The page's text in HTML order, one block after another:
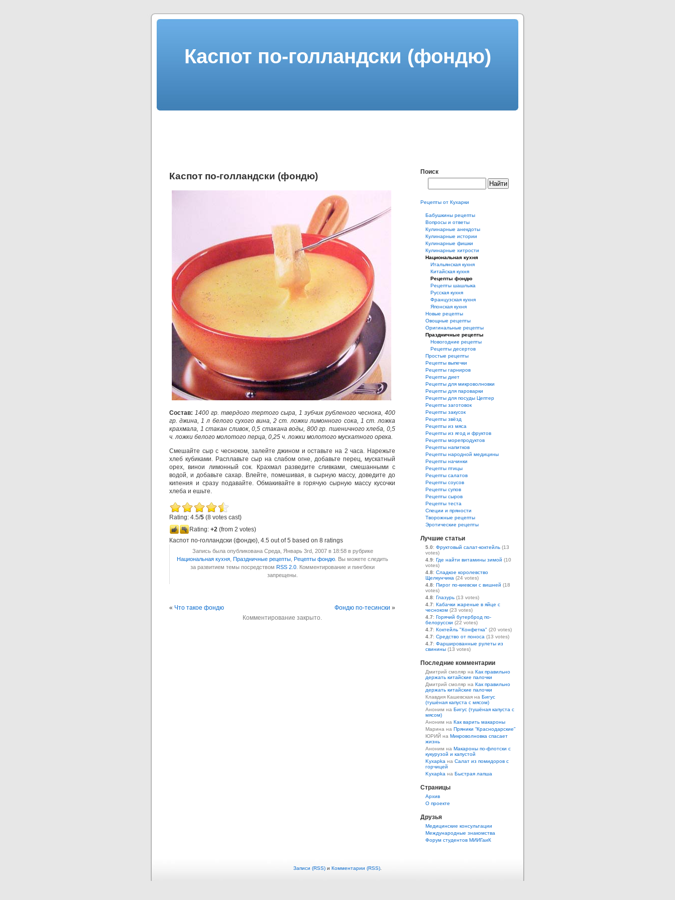
Каспот по-голландски (фондю)
Каспот по-голландски (фондю)
Состав: 1400 гр. твердого тертого сыра, 1 зубчик рубленого чеснока, 400
гр. джина, 1 л белого сухого вина, 2 ст. ложки лимонного сока, 1 ст. ложка
крахмала, 1 стакан сливок, 0,5 стакана воды, 800 гр. пшеничного хлеба, 0,5
ч. ложки белого молотого перца, 0,25 ч. ложки молотого мускатного ореха.
Смешайте сыр с чесноком, залейте джином и оставьте на 2 часа. Нарежьте
хлеб кубиками. Расплавьте сыр на слабом огне, добавьте перец, мускатный
орех, винои лимонный сок. Крахмал разведите сливками, смешанными с
водой, и добавьте сахар. Влейте, помешивая, в сырную массу, доведите до
кипения и сразу подавайте. Обмакивайте в горячую сырную массу кусочки
хлеба и ешьте.
Rating: 4.5/5 (8 votes cast)
Rating: +2 (from 2 votes)
Каспот по-голландски (фондю), 4.5 out of5 based on 8 ratings
Запись была опубликована Среда, Январь 3rd, 2007 в 18:58 в рубрике
Национальная кухня Праздничные рецепты Рецепты фондю . Вы можете следить
за развитием темы посредством RSS 2.0 . Комментирование и пингбеки
запрещены.
« Что такое фондю Фондю по-тесински »
Комментирование закрыто.
Поиск
Рецепты от Кухарки
Бабушкины рецепты
Вопросы и ответы
Кулинарные анекдоты
Кулинарные истории
Кулинарные фишки
Кулинарные хитрости
Национальная кухня
Итальянская кухня
Китайская кухня
Рецепты фондю
Рецепты шашлыка
Русская кухня
Французская кухня
Японская кухня
Новые рецепты
Овощные рецепты
Оригинальные рецепты
Праздничные рецепты
Новогодние рецепты
Рецепты десертов
Простые рецепты
Рецепты выпечки
Рецепты гарниров
Рецепты диет
Рецепты для микроволновки
Рецепты для пароварки
Рецепты для посуды Цептер
Рецепты заготовок
Рецепты закусок
Рецепты звёзд
Рецепты из мяса
Рецепты из ягод и фруктов
Рецепты морепродуктов
Рецепты напитков
Рецепты народной медицины
Рецепты начинки
Рецепты птицы
Рецепты салатов
Рецепты соусов
Рецепты супов
Рецепты сыров
Рецепты теста
Специи и пряности
Творожные рецепты
Эротические рецепты
Лучшие статьи
5.0: Фруктовый салат-коктейль (13
votes)
4.9: Где найти витамины зимой (10
votes)
4.8: Сладкое королевство
Щелкунчика (24 votes)
4.8: Пирог по-киевски с вишней (18
votes)
4.8: Глазурь (13 votes)
4.7: Кабачки жареные в яйце с
чесноком (23 votes)
4.7: Горячий бутерброд по-
белорусски (22 votes)
4.7: Коктейль "Конфетка" (20 votes)
4.7: Средство от поноса (13 votes)
4.7: Фаршированные рулеты из
свинины (13 votes)
Последние комментарии
Дмитрий смоляр на Как правильно
держать китайские палочки
Дмитрий смоляр на Как правильно
держать китайские палочки
Клавдия Кашевская на Бигус
(тушёная капуста с мясом)
Аноним на Бигус (тушёная капуста с
мясом)
Аноним на Как варить макароны
Марина на Пряники “Краснодарские”
ЮРИЙ на Микроволновка спасает
жизнь
Аноним на Макароны по-флотски с
кукурузой и капустой
Kyxapka на Салат из помидоров с
горчицей
Kyxapka на Быстрая лапша
Страницы
Aрхив
О проекте
Друзья
Медицинские консультации
Международные знакомства
Форум студентов МИИГаиК
Записи (RSS) и Комментарии (RSS)